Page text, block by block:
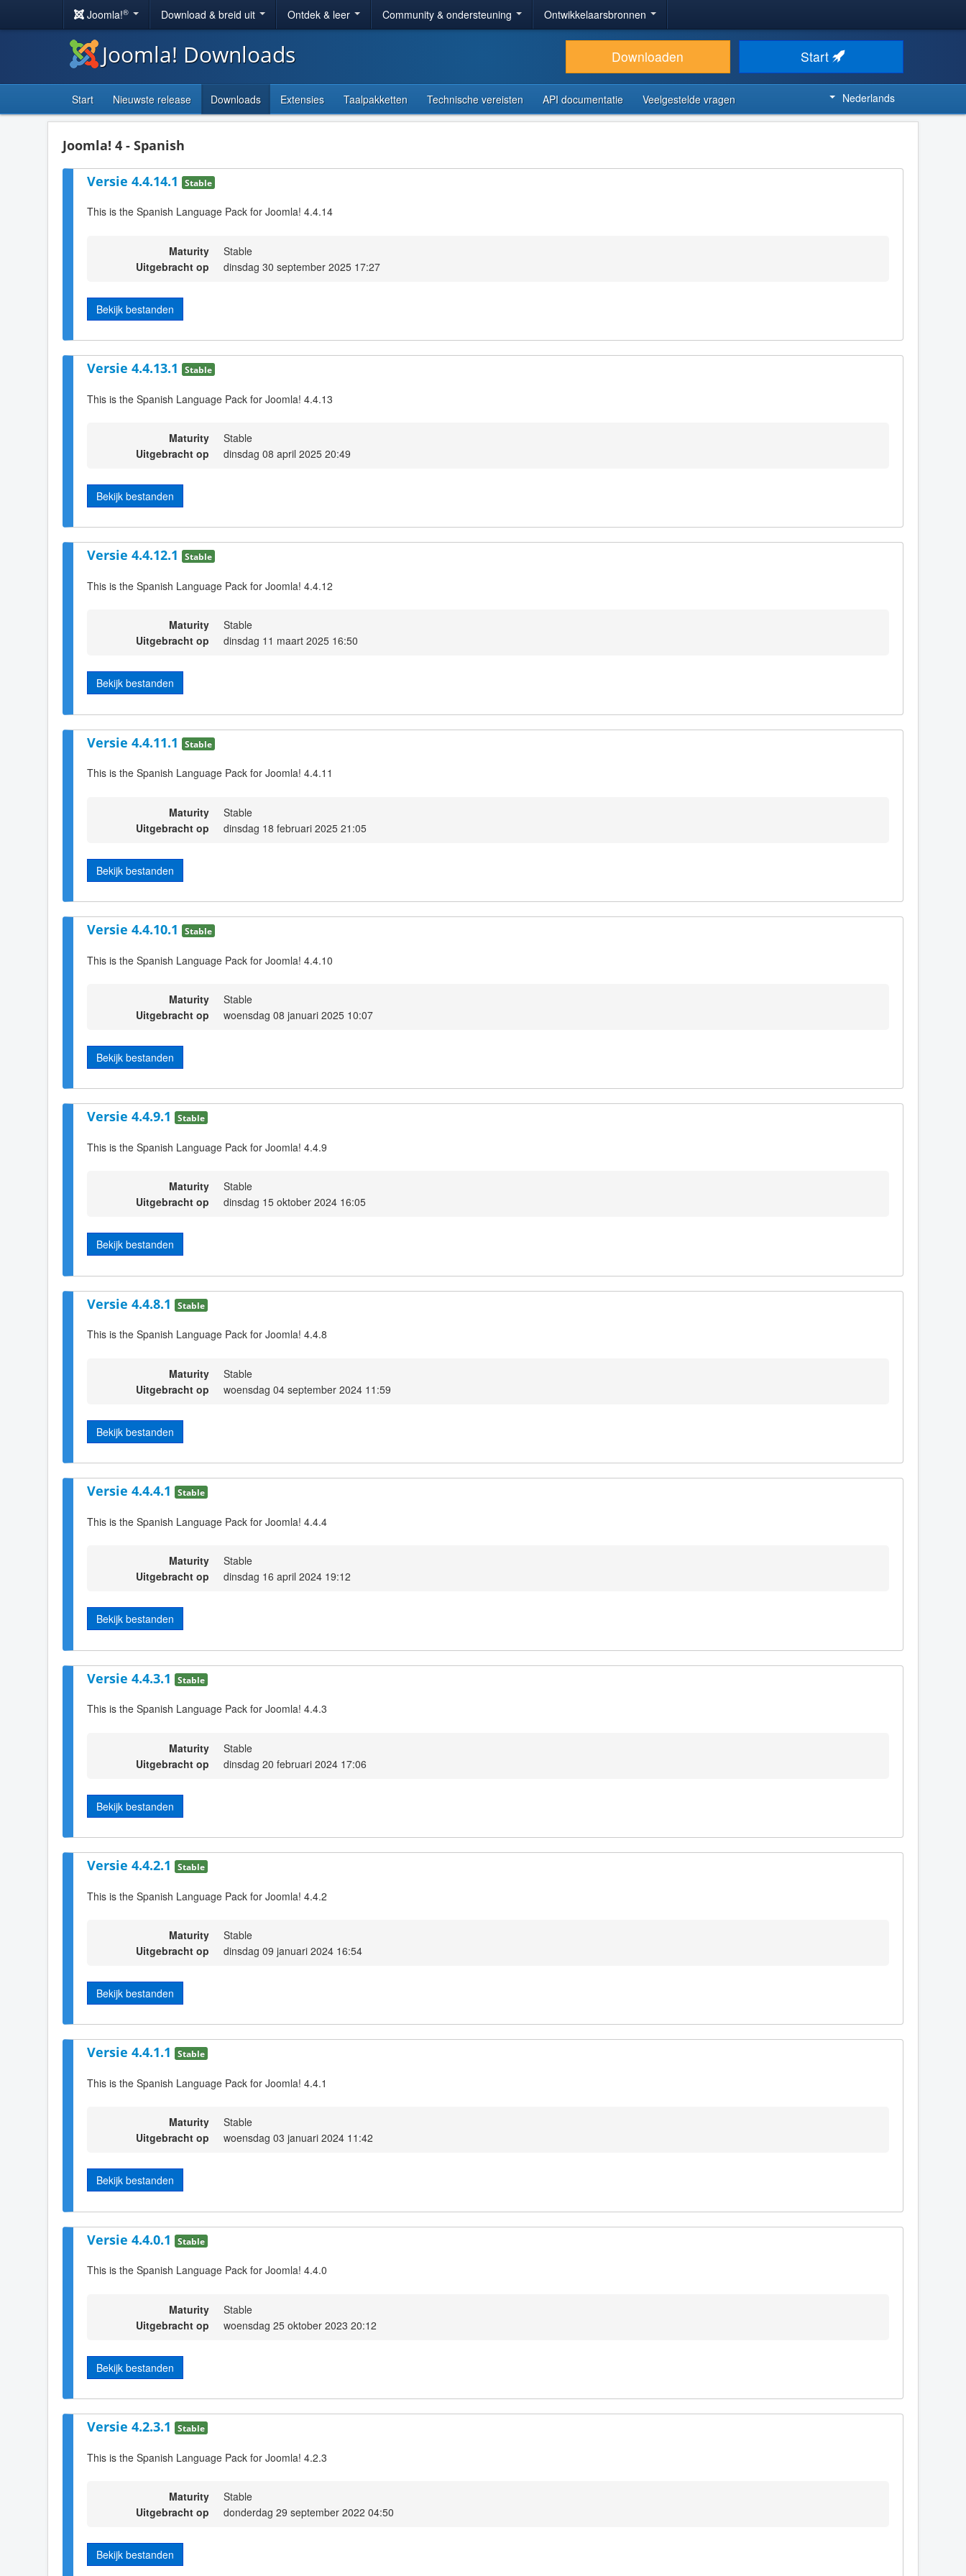
Joomla!® Download & breid uit Ontdek & leer Community & ondersteuning Ontwikkelaarsbronnen
Joomla! Downloads Downloaden Start
Start Nieuwste release Downloads Extensies Taalpakketten Technische vereisten API documentatie Veelgestelde vragen Nederlands
Joomla! 4 - Spanish
Versie 4.4.14.1 Stable
This is the Spanish Language Pack for Joomla! 4.4.14
Maturity
Stable
Uitgebracht op
dinsdag 30 september 2025 17:27
Bekijk bestanden
Versie 4.4.13.1 Stable
This is the Spanish Language Pack for Joomla! 4.4.13
Maturity
Stable
Uitgebracht op
dinsdag 08 april 2025 20:49
Bekijk bestanden
Versie 4.4.12.1 Stable
This is the Spanish Language Pack for Joomla! 4.4.12
Maturity
Stable
Uitgebracht op
dinsdag 11 maart 2025 16:50
Bekijk bestanden
Versie 4.4.11.1 Stable
This is the Spanish Language Pack for Joomla! 4.4.11
Maturity
Stable
Uitgebracht op
dinsdag 18 februari 2025 21:05
Bekijk bestanden
Versie 4.4.10.1 Stable
This is the Spanish Language Pack for Joomla! 4.4.10
Maturity
Stable
Uitgebracht op
woensdag 08 januari 2025 10:07
Bekijk bestanden
Versie 4.4.9.1 Stable
This is the Spanish Language Pack for Joomla! 4.4.9
Maturity
Stable
Uitgebracht op
dinsdag 15 oktober 2024 16:05
Bekijk bestanden
Versie 4.4.8.1 Stable
This is the Spanish Language Pack for Joomla! 4.4.8
Maturity
Stable
Uitgebracht op
woensdag 04 september 2024 11:59
Bekijk bestanden
Versie 4.4.4.1 Stable
This is the Spanish Language Pack for Joomla! 4.4.4
Maturity
Stable
Uitgebracht op
dinsdag 16 april 2024 19:12
Bekijk bestanden
Versie 4.4.3.1 Stable
This is the Spanish Language Pack for Joomla! 4.4.3
Maturity
Stable
Uitgebracht op
dinsdag 20 februari 2024 17:06
Bekijk bestanden
Versie 4.4.2.1 Stable
This is the Spanish Language Pack for Joomla! 4.4.2
Maturity
Stable
Uitgebracht op
dinsdag 09 januari 2024 16:54
Bekijk bestanden
Versie 4.4.1.1 Stable
This is the Spanish Language Pack for Joomla! 4.4.1
Maturity
Stable
Uitgebracht op
woensdag 03 januari 2024 11:42
Bekijk bestanden
Versie 4.4.0.1 Stable
This is the Spanish Language Pack for Joomla! 4.4.0
Maturity
Stable
Uitgebracht op
woensdag 25 oktober 2023 20:12
Bekijk bestanden
Versie 4.2.3.1 Stable
This is the Spanish Language Pack for Joomla! 4.2.3
Maturity
Stable
Uitgebracht op
donderdag 29 september 2022 04:50
Bekijk bestanden